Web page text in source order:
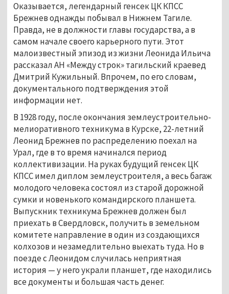
Оказывается, легендарный генсек ЦК КПСС
Брежнев однажды побывал в Нижнем Тагиле.
Правда, не в должности главы государства, а в
самом начале своего карьерного пути. Этот
малоизвестный эпизод из жизни Леонида Ильича
рассказал АН «Между строк» тагильский краевед
Дмитрий Кужильный. Впрочем, по его словам,
документального подтверждения этой
информации нет.
В 1928 году, после окончания землеустроительно-
мелиоративного техникума в Курске, 22-летний
Леонид Брежнев по распределению поехал на
Урал, где в то время начинался период
коллективизации. На руках будущий генсек ЦК
КПСС имел диплом землеустроителя, а весь багаж
молодого человека состоял из старой дорожной
сумки и новенького командирского планшета.
Выпускник техникума Брежнев должен был
приехать в Свердловск, получить в земельном
комитете направление в один из создающихся
колхозов и незамедлительно выехать туда. Но в
поезде с Леонидом случилась неприятная
история — у него украли планшет, где находились
все документы и большая часть денег.